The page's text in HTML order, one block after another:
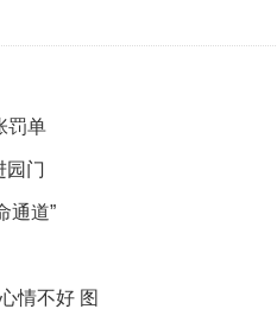
罚单
园门
通道”
情不好 图